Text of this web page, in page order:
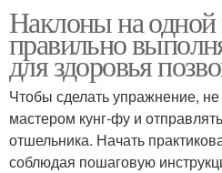
Наклоны на одной
правильно
для здоровья
Чтобы сделать упражнение, не
мастером кунг-фу и
отшельника. Начать
соблюдая пошаговую